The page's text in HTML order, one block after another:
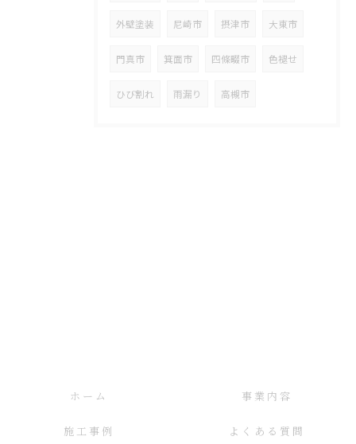
外壁塗装 尼崎市 摂津市 大東市
門真市 箕面市 四條畷市 色褪せ
ひび割れ 雨漏り 高槻市
ホーム 事業内容
施工事例 よくある質問